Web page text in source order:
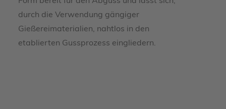
durch die Verwendung gängiger
Gießereimaterialien, nahtlos in den
etablierten Gussprozess eingliedern.